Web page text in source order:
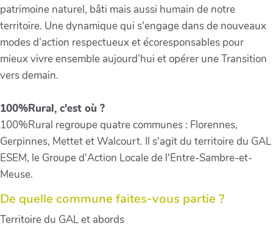
patrimoine naturel, bâti mais aussi humain de notre
territoire. Une dynamique qui s'engage dans de nouveaux
modes d’action respectueux et écoresponsables pour
mieux vivre ensemble aujourd’hui et opérer une Transition
vers demain.
100%Rural, c'est où ?
100%Rural regroupe quatre communes : Florennes,
Gerpinnes, Mettet et Walcourt. Il s'agit du territoire du GAL
ESEM, le Groupe d'Action Locale de l'Entre-Sambre-et-
Meuse.
De quelle commune faites-vous partie ?
Territoire du GAL et abords